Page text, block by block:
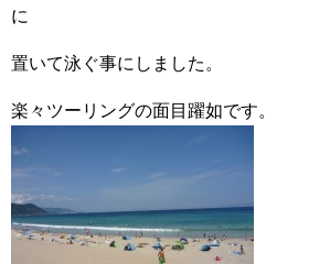
に
置いて泳ぐ事にしました。
楽々ツーリングの面目躍如です。